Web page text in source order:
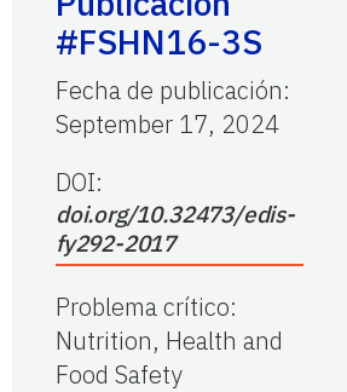
#FSHN16-3S
Fecha de publicación:
September 17, 2024
DOI:
doi.org/10.32473/edis-
fy292-2017
Problema crítico:
Nutrition, Health and
Food Safety